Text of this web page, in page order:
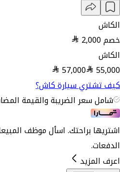
الكاش
خصم2,000
الكاش
55,000
57,000
كيف تشتري سيارة كاش؟
شامل سعر الضريبة والقيمة
اشتريها براحتك. اسأل موظف
الدفعات.
اعرف المزيد